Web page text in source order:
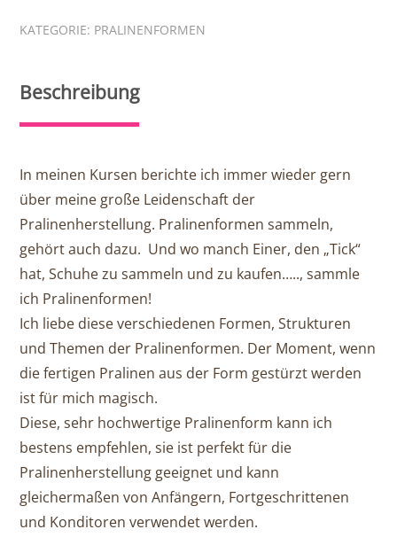
KATEGORIE: PRALINENFORMEN
Beschreibung
In meinen Kursen berichte ich immer wieder gern
über meine große Leidenschaft der
Pralinenherstellung. Pralinenformen sammeln,
gehört auch dazu. Und wo manch Einer, den „Tick“
hat, Schuhe zu sammeln und zu kaufen….., sammle
ich Pralinenformen!
Ich liebe diese verschiedenen Formen, Strukturen
und Themen der Pralinenformen. Der Moment, wenn
die fertigen Pralinen aus der Form gestürzt werden
ist für mich magisch.
Diese, sehr hochwertige Pralinenform kann ich
bestens empfehlen, sie ist perfekt für die
Pralinenherstellung geeignet und kann
gleichermaßen von Anfängern, Fortgeschrittenen
und Konditoren verwendet werden.